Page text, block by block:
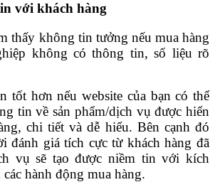
với khách hàng
thấy không tin tưởng nếu mua hàng
không có thông tin, số liệu rõ
tốt hơn nếu website của bạn có thể
tin về sản phẩm/dịch vụ được hiển
chi tiết và dễ hiểu. Bên cạnh đó
đánh giá tích cực từ khách hàng đã
vụ sẽ tạo được niềm tin với kích
hành động mua hàng.